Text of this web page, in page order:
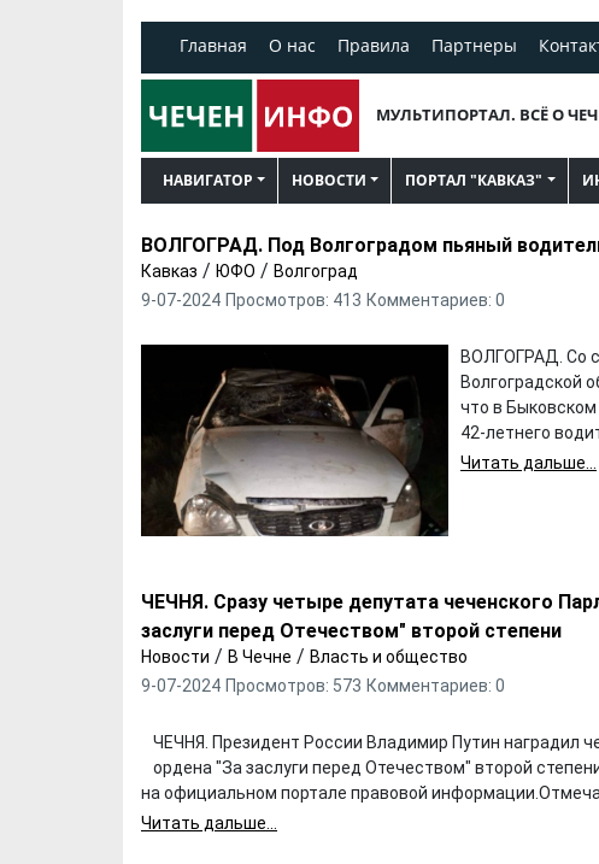
Главная О нас Правила Партнеры
МУЛЬТИПОРТАЛ. ВСЁ О
НАВИГАТОР НОВОСТИ ПОРТАЛ "КАВКАЗ"
ВОЛГОГРАД. Под Волгоградом пьяный
Кавказ / ЮФО / Волгоград
9-07-2024 Просмотров: 413 Комментариев: 0
ВОЛГОГРАД. Со
Волгоградской
что в
42-летнего
Читать дальше...
ЧЕЧНЯ. Сразу четыре депутата чеченского
заслуги перед Отечеством" второй степени
Новости / В Чечне / Власть и общество
9-07-2024 Просмотров: 573 Комментариев: 0
ЧЕЧНЯ. Президент России Владимир Путин наградил
ордена "За заслуги перед Отечеством" второй
на официальном портале правовой
Читать дальше...